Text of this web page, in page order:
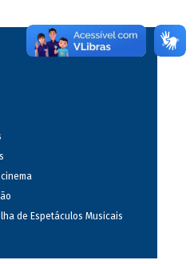
de Espetáculos Musicais